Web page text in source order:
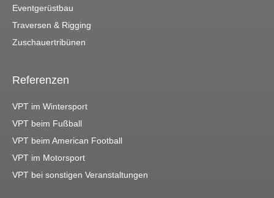
Eventgerüstbau
Traversen & Rigging
Zuschauertribünen
Referenzen
VPT im Wintersport
VPT beim Fußball
VPT beim American Football
VPT im Motorsport
VPT bei sonstigen Veranstaltungen